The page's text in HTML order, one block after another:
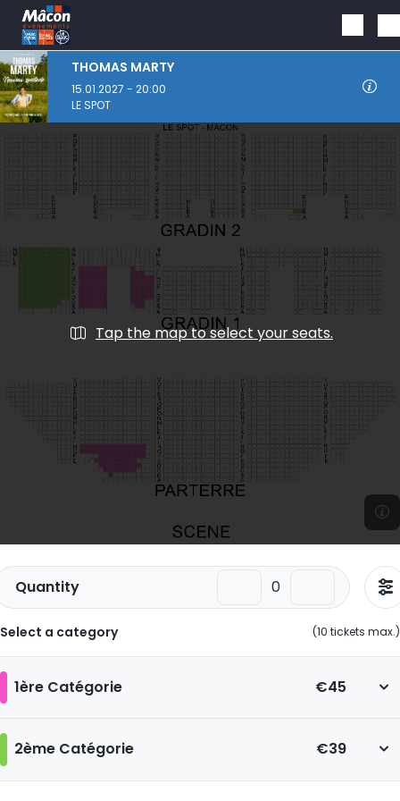
Skip to main content
THOMAS MARTY
15.01.2027 - 20:00
LE SPOT
Tap the map to select your seats.
Quantity
Select a category (10 tickets max.)
1ère Catégorie €45
2ème Catégorie €39